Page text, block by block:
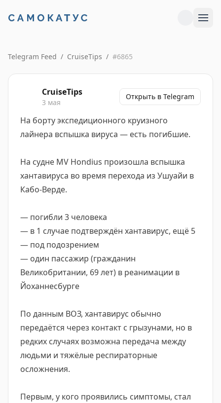
Telegram Feed / CruiseTips / #6865
CruiseTips
3 мая
Открыть в Telegram
На борту экспедиционного круизного
лайнера вспышка вируса — есть погибшие.
На судне MV Hondius произошла вспышка
хантавируса во время перехода из Ушуайи в
Кабо-Верде.
— погибли 3 человека
— в 1 случае подтверждён хантавирус, ещё 5
— под подозрением
— один пассажир (гражданин
Великобритании, 69 лет) в реанимации в
Йоханнесбурге
По данным ВОЗ, хантавирус обычно
передаётся через контакт с грызунами, но в
редких случаях возможна передача между
людьми и тяжёлые респираторные
осложнения.
Первым, у кого проявились симптомы, стал